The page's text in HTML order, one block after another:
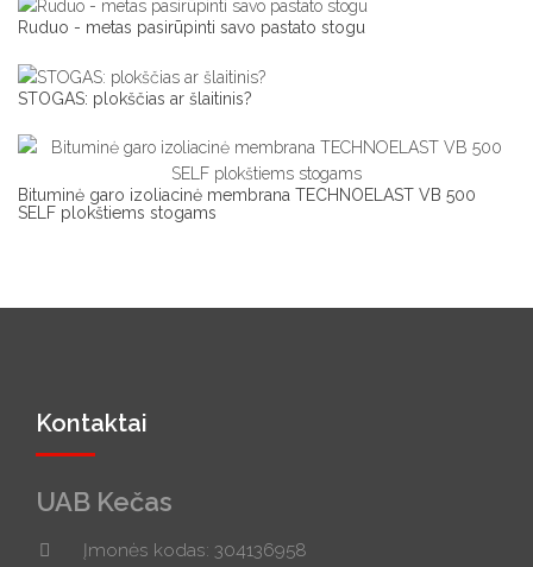
Ruduo - metas pasirūpinti savo pastato stogu
STOGAS: plokščias ar šlaitinis?
Bituminė garo izoliacinė membrana TECHNOELAST VB 500
SELF plokštiems stogams
Kontaktai
UAB Kečas
Įmonės kodas: 304136958